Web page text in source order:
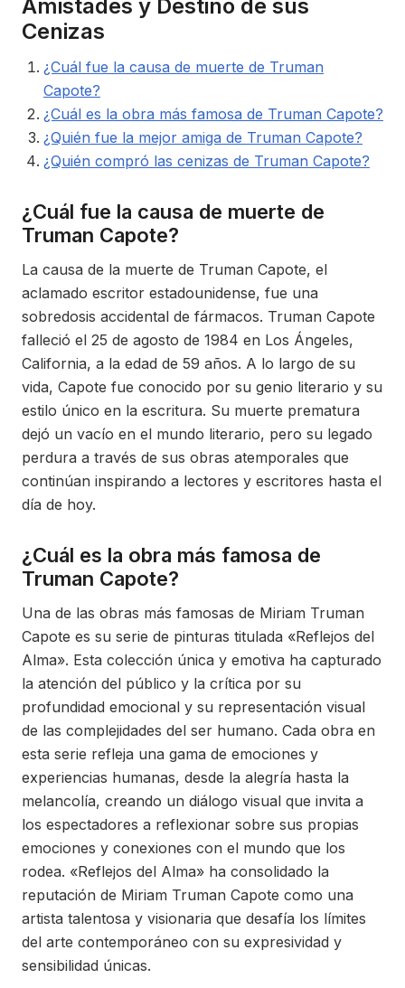
Amistades y Destino de sus
Cenizas
¿Cuál fue la causa de muerte de Truman
Capote?
¿Cuál es la obra más famosa de Truman Capote?
¿Quién fue la mejor amiga de Truman Capote?
¿Quién compró las cenizas de Truman Capote?
¿Cuál fue la causa de muerte de
Truman Capote?
La causa de la muerte de Truman Capote, el
aclamado escritor estadounidense, fue una
sobredosis accidental de fármacos. Truman Capote
falleció el 25 de agosto de 1984 en Los Ángeles,
California, a la edad de 59 años. A lo largo de su
vida, Capote fue conocido por su genio literario y su
estilo único en la escritura. Su muerte prematura
dejó un vacío en el mundo literario, pero su legado
perdura a través de sus obras atemporales que
continúan inspirando a lectores y escritores hasta el
día de hoy.
¿Cuál es la obra más famosa de
Truman Capote?
Una de las obras más famosas de Miriam Truman
Capote es su serie de pinturas titulada «Reflejos del
Alma». Esta colección única y emotiva ha capturado
la atención del público y la crítica por su
profundidad emocional y su representación visual
de las complejidades del ser humano. Cada obra en
esta serie refleja una gama de emociones y
experiencias humanas, desde la alegría hasta la
melancolía, creando un diálogo visual que invita a
los espectadores a reflexionar sobre sus propias
emociones y conexiones con el mundo que los
rodea. «Reflejos del Alma» ha consolidado la
reputación de Miriam Truman Capote como una
artista talentosa y visionaria que desafía los límites
del arte contemporáneo con su expresividad y
sensibilidad únicas.